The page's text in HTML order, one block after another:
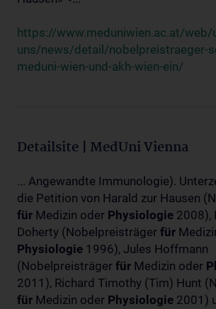
https://www.meduniwien.ac.at/web/
uns/news/detail/nobelpreistraeger-
meduni-wien-und-akh-wien-ein/
Detailsite | MedUni Vienna
... Angewandte Immunologie).
die Petition von Harald zur Hausen
für Medizin oder Physiologie 2008),
Doherty (Nobelpreisträger für
Physiologie 1996), Jules Hoffmann
(Nobelpreisträger für Medizin oder
2011), Richard Timothy (Tim) Hunt
für Medizin oder Physiologie 2001)